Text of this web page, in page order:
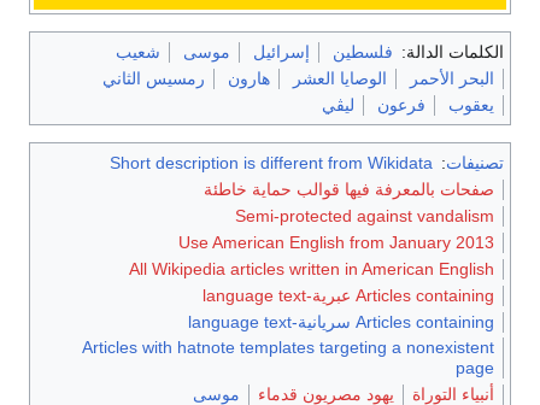
الكلمات الدالة: فلسطين إسرائيل موسى
شعيب
البحر الأحمر
الوصايا العشر هارون
رمسيس الثاني
يعقوب
فرعون ليڤي
تصنيفات:
Short description is different from Wikidata
صفحات بالمعرفة فيها قوالب حماية خاطئة
Semi-protected against vandalism
Use American English from January 2013
All Wikipedia articles written in American English
Articles containing عبرية-language text
Articles containing سريانية-language text
Articles with hatnote templates targeting a nonexistent
page
أنبياء التوراة
يهود مصريون قدماء
موسى